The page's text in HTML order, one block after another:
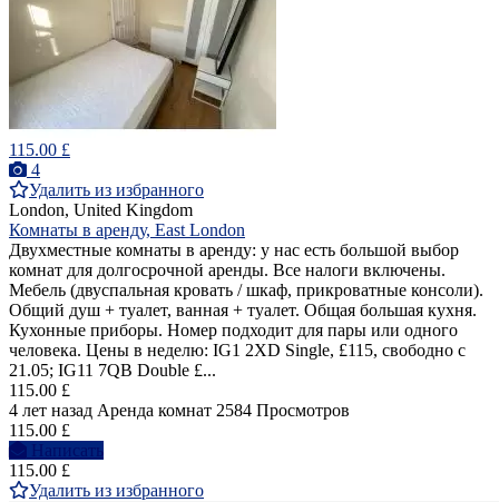
115.00 £
4
Удалить из избранного
London, United Kingdom
Комнаты в аренду, East London
Двухместные комнаты в аренду: у нас есть большой выбор
комнат для долгосрочной аренды. Все налоги включены.
Мебель (двуспальная кровать / шкаф, прикроватные консоли).
Общий душ + туалет, ванная + туалет. Общая большая кухня.
Кухонные приборы. Номер подходит для пары или одного
человека. Цены в неделю: IG1 2XD Single, £115, свободно с
21.05; IG11 7QB Double £...
115.00 £
4 лет назад Аренда комнат 2584 Просмотров
115.00 £
Написать
115.00 £
Удалить из избранного